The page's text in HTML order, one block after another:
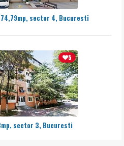
sector 4, Bucuresti
5
sector 3, Bucuresti